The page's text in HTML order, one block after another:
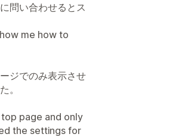
問い合わせるとス
me how to
ジでのみ表示させ
。
page and only
the settings for